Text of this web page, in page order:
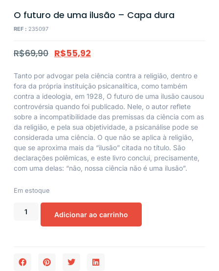
O futuro de uma ilusão – Capa dura
REF : 235097
R$69,90 R$55,92
Tanto por advogar pela ciência contra a religião, dentro e
fora da própria instituição psicanalítica, como também
contra a ideologia, em 1928, O futuro de uma ilusão causou
controvérsia quando foi publicado. Nele, o autor reflete
sobre a incompatibilidade das premissas da ciência com as
da religião, e pela sua objetividade, a psicanálise pode se
considerada uma ciência. O que não se aplica à religião,
que se aproxima mais da “ilusão” citada no título. São
declarações polêmicas, e este livro conclui, precisamente,
com uma delas: “não, nossa ciência não é uma ilusão”.
Em estoque
Adicionar ao carrinho